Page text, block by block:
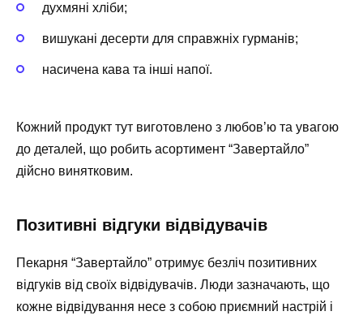
духмяні хліби;
вишукані десерти для справжніх гурманів;
насичена кава та інші напої.
Кожний продукт тут виготовлено з любов’ю та увагою
до деталей, що робить асортимент “Завертайло”
дійсно винятковим.
Позитивні відгуки відвідувачів
Пекарня “Завертайло” отримує безліч позитивних
відгуків від своїх відвідувачів. Люди зазначають, що
кожне відвідування несе з собою приємний настрій і